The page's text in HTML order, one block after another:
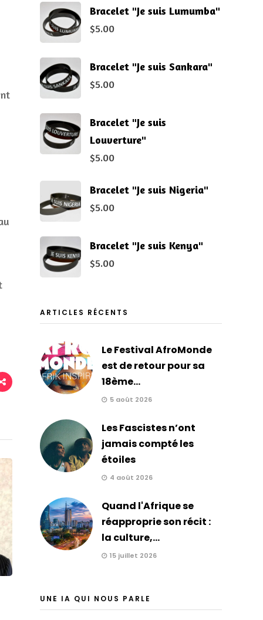
Bracelet "Je suis Lumumba"
$5.00
Bracelet "Je suis Sankara"
$5.00
Bracelet "Je suis
Louverture"
$5.00
Bracelet "Je suis Nigeria"
$5.00
Bracelet "Je suis Kenya"
$5.00
ARTICLES RÉCENTS
Le Festival AfroMonde
est de retour pour sa
18ème...
5 août 2026
Les Fascistes n’ont
jamais compté les
étoiles
4 août 2026
Quand l'Afrique se
réapproprie son récit :
la culture,...
15 juillet 2026
UNE IA QUI NOUS PARLE